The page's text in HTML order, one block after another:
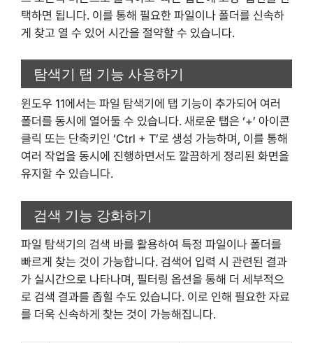
택하면 됩니다. 이를 통해 필요한 파일이나 폴더를 신속하
게 찾고 열 수 있어 시간을 절약할 수 있습니다.
탐색기 탭 기능 사용하기
윈도우 11에서는 파일 탐색기에 탭 기능이 추가되어 여러
폴더를 동시에 열어둘 수 있습니다. 새로운 탭은 ‘+’ 아이콘
클릭 또는 단축키인 ‘Ctrl + T’로 생성 가능하며, 이를 통해
여러 작업을 동시에 진행하면서도 깔끔하게 정리된 화면을
유지할 수 있습니다.
검색 기능 강화하기
파일 탐색기의 검색 바를 활용하여 특정 파일이나 폴더를
빠르게 찾는 것이 가능합니다. 검색어 입력 시 관련된 결과
가 실시간으로 나타나며, 필터링 옵션을 통해 더 세부적으
로 검색 결과를 좁힐 수도 있습니다. 이로 인해 필요한 자료
를 더욱 신속하게 찾는 것이 가능해집니다.